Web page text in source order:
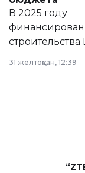
на сайте
города.
В 2025 году
строительства
31 желтоқсан, 12:39